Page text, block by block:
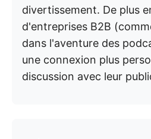
divertissement. De plus
d'entreprises B2B
dans l'aventure des
une connexion plus
discussion avec leur